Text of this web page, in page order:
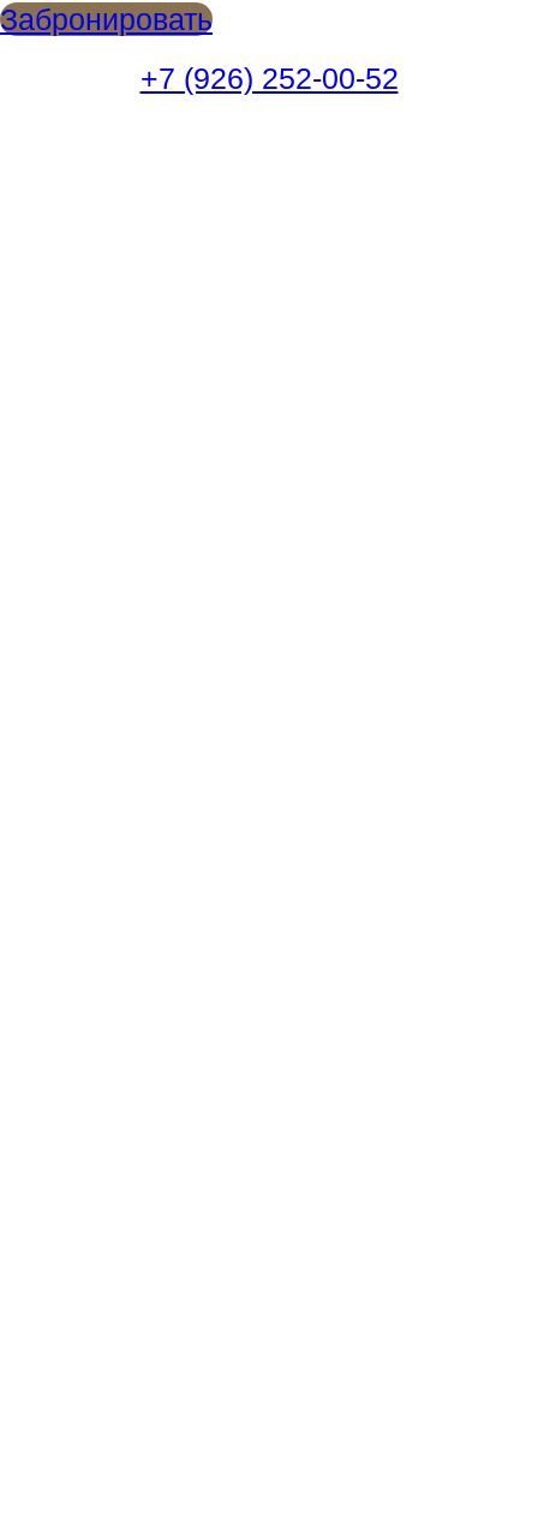
Забронировать
+7 (926) 252-00-52